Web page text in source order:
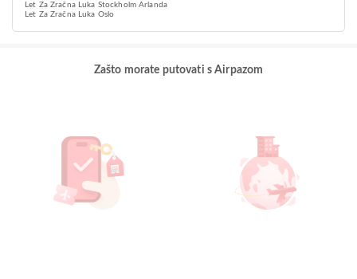
Let Za Zračna Luka Stockholm Arlanda
Let Za Zračna Luka Oslo
Zašto morate putovati s Airpazom